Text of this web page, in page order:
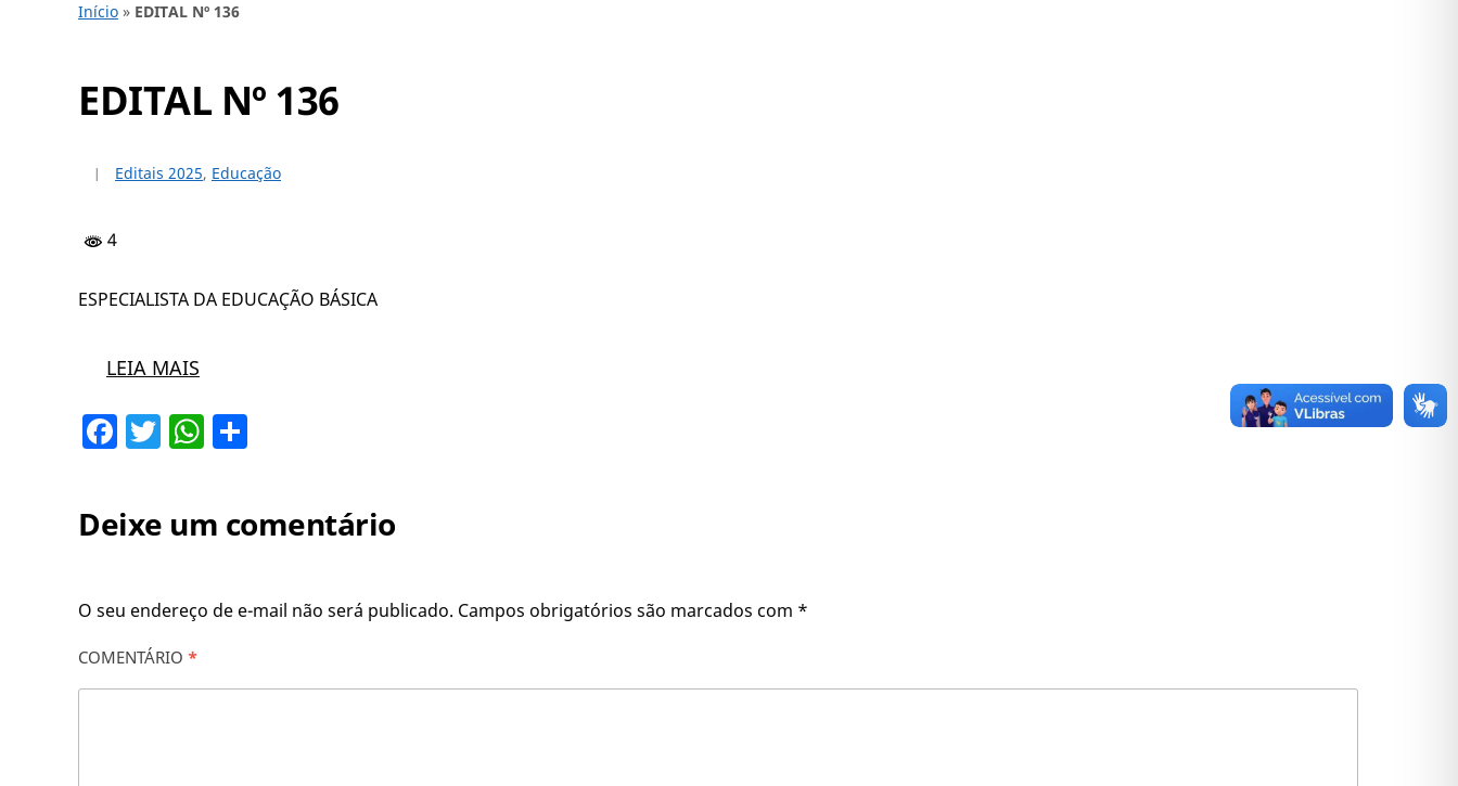
Início » EDITAL Nº 136
EDITAL Nº 136
Editais 2025, Educação
4
ESPECIALISTA DA EDUCAÇÃO BÁSICA
LEIA MAIS
Facebook
TwitterWhatsApp
Deixe um comentário
O seu endereço de e-mail não será publicado. Campos obrigatórios são marcados com *
COMENTÁRIO *